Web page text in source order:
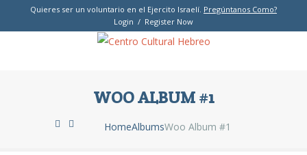
Quieres ser un voluntario en el Ejercito Israelí. Pregúntanos Como?
Login / Register Now
WOO ALBUM #1
HomeAlbumsWoo Album #1